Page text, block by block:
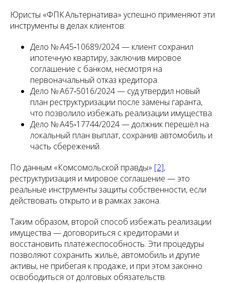
Юристы «ФПК Альтернатива» успешно применяют эти
инструменты в делах клиентов:
Дело № А45‑10689/2024 — клиент сохранил
ипотечную квартиру, заключив мировое
соглашение с банком, несмотря на
первоначальный отказ кредитора.
Дело № А67‑5016/2024 — суд утвердил новый
план реструктуризации после замены гаранта,
что позволило избежать реализации имущества.
Дело № А45‑17744/2024 — должник перешёл на
локальный план выплат, сохранив автомобиль и
часть сбережений.
По данным «Комсомольской правды» [2],
реструктуризация и мировое соглашение — это
реальные инструменты защиты собственности, если
действовать открыто и в рамках закона.
Таким образом, второй способ избежать реализации
имущества — договориться с кредиторами и
восстановить платёжеспособность. Эти процедуры
позволяют сохранить жильё, автомобиль и другие
активы, не прибегая к продаже, и при этом законно
освободиться от долговых обязательств.